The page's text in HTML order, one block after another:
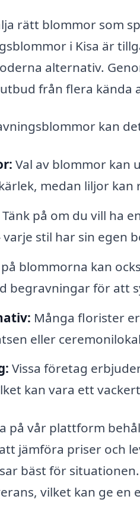
rätt blommor som
i Kisa är
alternativ.
från flera
kan
Val av blommor kan
medan liljor
Tänk på om du vill ha
stil har sin egen
blommorna kan
begravningar för att
Många florister
eller
Vissa företag
kan vara ett
på vår plattform
jämföra priser och
bäst för
vilket kan ge